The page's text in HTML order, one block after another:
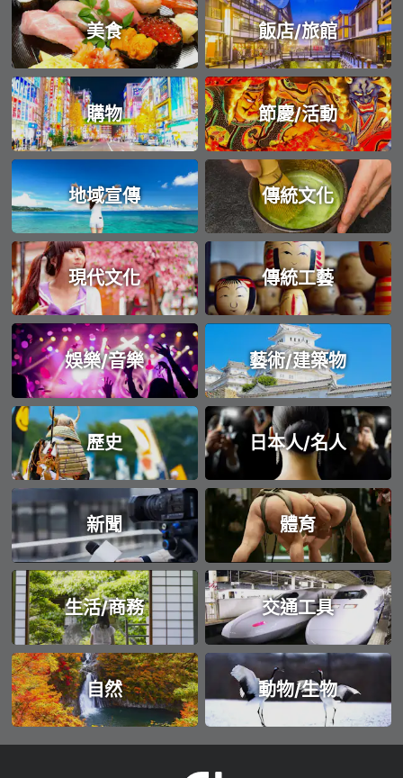
美食 飯店/旅館
購物 節慶/活動
地域宣傳 傳統文化
現代文化 傳統工藝
娛樂/音樂 藝術/建築物
歷史 日本人/名人
新聞 體育
生活/商務 交通工具
自然 動物/生物